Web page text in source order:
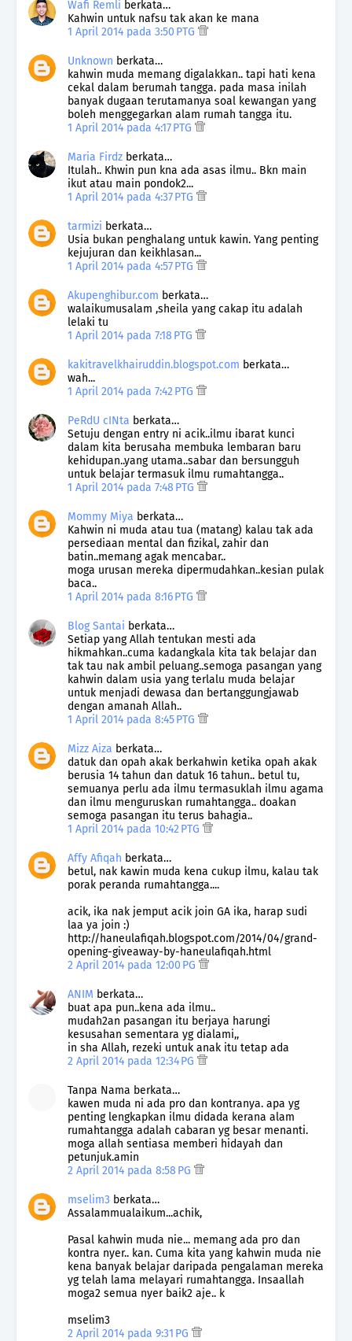
Wafi Remli berkata…
Kahwin untuk nafsu tak akan ke mana
1 April 2014 pada 3:50 PTG
Unknown berkata…
kahwin muda memang digalakkan.. tapi hati kena
cekal dalam berumah tangga. pada masa inilah
banyak dugaan terutamanya soal kewangan yang
boleh menggegarkan alam rumah tangga itu.
1 April 2014 pada 4:17 PTG
Maria Firdz berkata…
Itulah.. Khwin pun kna ada asas ilmu.. Bkn main
ikut atau main pondok2...
1 April 2014 pada 4:37 PTG
tarmizi berkata…
Usia bukan penghalang untuk kawin. Yang penting
kejujuran dan keikhlasan...
1 April 2014 pada 4:57 PTG
Akupenghibur.com berkata…
walaikumusalam ,sheila yang cakap itu adalah
lelaki tu
1 April 2014 pada 7:18 PTG
kakitravelkhairuddin.blogspot.com berkata…
wah...
1 April 2014 pada 7:42 PTG
PeRdU cINta berkata…
Setuju dengan entry ni acik..ilmu ibarat kunci
dalam kita berusaha membuka lembaran baru
kehidupan..yang utama..sabar dan bersungguh
untuk belajar termasuk ilmu rumahtangga..
1 April 2014 pada 7:48 PTG
Mommy Miya berkata…
Kahwin ni muda atau tua (matang) kalau tak ada
persediaan mental dan fizikal, zahir dan
batin..memang agak mencabar..
moga urusan mereka dipermudahkan..kesian pulak
baca..
1 April 2014 pada 8:16 PTG
Blog Santai berkata…
Setiap yang Allah tentukan mesti ada
hikmahkan..cuma kadangkala kita tak belajar dan
tak tau nak ambil peluang..semoga pasangan yang
kahwin dalam usia yang terlalu muda belajar
untuk menjadi dewasa dan bertanggungjawab
dengan amanah Allah..
1 April 2014 pada 8:45 PTG
Mizz Aiza berkata…
datuk dan opah akak berkahwin ketika opah akak
berusia 14 tahun dan datuk 16 tahun.. betul tu,
semuanya perlu ada ilmu termasuklah ilmu agama
dan ilmu menguruskan rumahtangga.. doakan
semoga pasangan itu terus bahagia..
1 April 2014 pada 10:42 PTG
Affy Afiqah berkata…
betul, nak kawin muda kena cukup ilmu, kalau tak
porak peranda rumahtangga....
acik, ika nak jemput acik join GA ika, harap sudi
laa ya join :)
http://haneulafiqah.blogspot.com/2014/04/grand-
opening-giveaway-by-haneulafiqah.html
2 April 2014 pada 12:00 PG
ANIM berkata…
buat apa pun..kena ada ilmu..
mudah2an pasangan itu berjaya harungi
kesusahan sementara yg dialami,,
in sha Allah, rezeki untuk anak itu tetap ada
2 April 2014 pada 12:34 PG
Tanpa Nama berkata…
kawen muda ni ada pro dan kontranya. apa yg
penting lengkapkan ilmu didada kerana alam
rumahtangga adalah cabaran yg besar menanti.
moga allah sentiasa memberi hidayah dan
petunjuk.amin
2 April 2014 pada 8:58 PG
mselim3 berkata…
Assalammualaikum...achik,
Pasal kahwin muda nie... memang ada pro dan
kontra nyer.. kan. Cuma kita yang kahwin muda nie
kena banyak belajar daripada pengalaman mereka
yg telah lama melayari rumahtangga. Insaallah
moga2 semua nyer baik2 aje.. k
mselim3
2 April 2014 pada 9:31 PG